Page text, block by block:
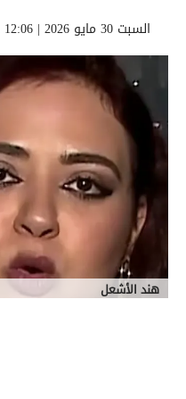
السبت 30 مايو 2026 | 12:06 مساءً
هند الأشعل